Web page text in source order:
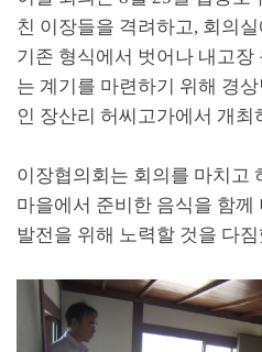
친 이장들을 격려하고, 회의
기존 형식에서 벗어나 내고
는 계기를 마련하기 위해 경
인 장산리 허씨고가에서 개최
이장협의회는 회의를 마치고
마을에서 준비한 음식을 함
발전을 위해 노력할 것을 다